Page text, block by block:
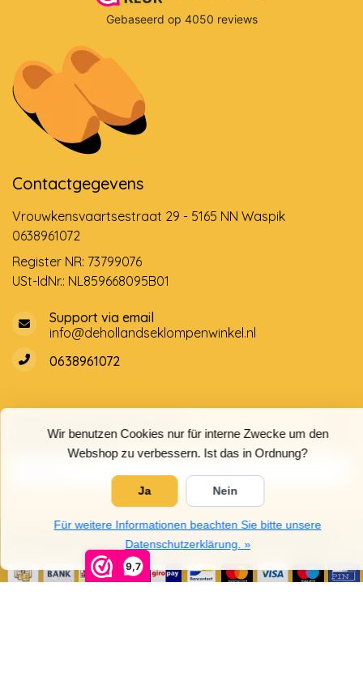
9,7
Wir benutzen Cookies nur für interne Zwecke um den
Webshop zu verbessern. Ist das in Ordnung?
Ja Nein
Für weitere Informationen beachten Sie bitte unsere
Datenschutzerklärung. »
Contactgegevens
Vrouwkensvaartsestraat 29 - 5165 NN Waspik
0638961072
Register NR: 73799076
USt-IdNr.: NL859668095B01
Support via email
info@dehollandseklompenwinkel.nl
0638961072
Öffnungszeiten
Socials
Kundendienst
© Copyright 2026 Der Holländische Holzschuhe Laden